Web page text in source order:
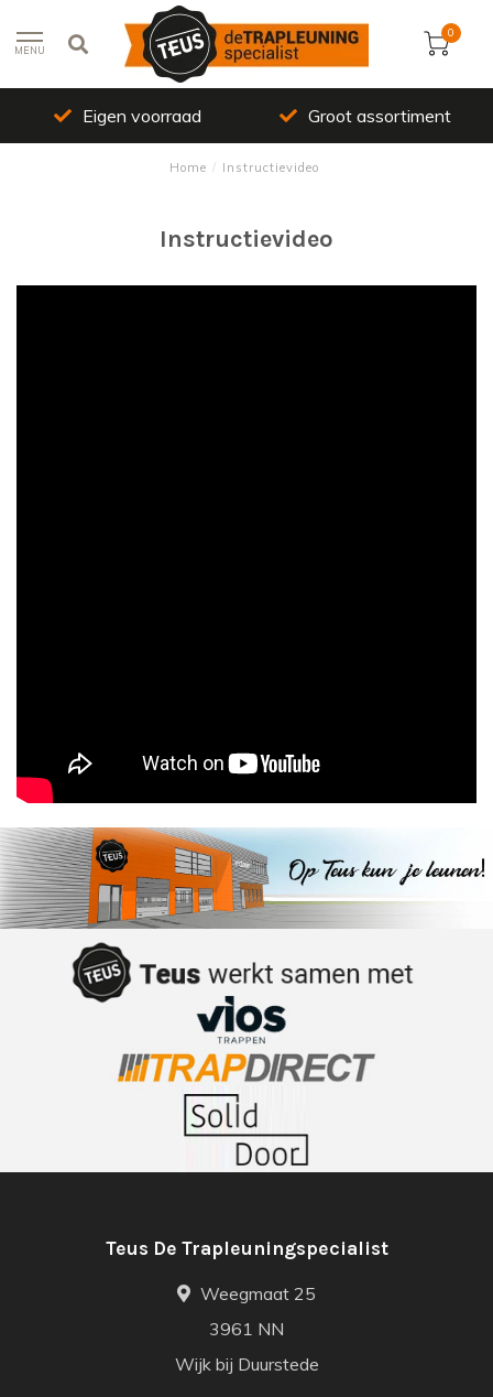
MENU
0
Eigen voorraad Groot assortiment
Home / Instructievideo
Instructievideo
Teus De Trapleuningspecialist
Weegmaat 25
3961 NN
Wijk bij Duurstede